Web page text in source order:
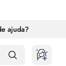
ajuda?